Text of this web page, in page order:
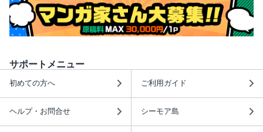
サポートメニュー
初めての方へ ご利用ガイド
ヘルプ・お問合せ シーモア島